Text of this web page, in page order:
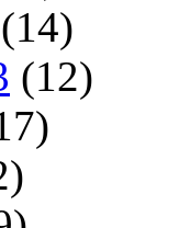
(14)
(12)